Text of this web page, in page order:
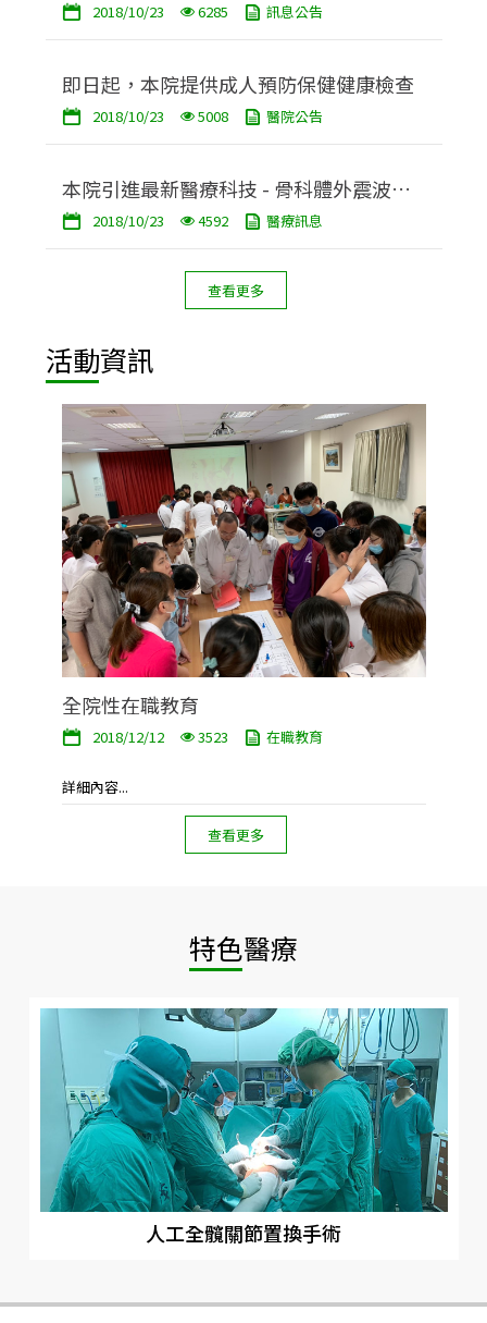
標準網站連結
2018/10/23 6285 訊息公告
即日起，本院提供成人預防保健健康檢查
2018/10/23 5008 醫院公告
本院引進最新醫療科技 - 骨科體外震波治
療儀2018/10/23 4592 醫療訊息
查看更多
活動資訊
全院性在職教育
2018/12/12 3523 在職教育
詳細內容...
查看更多
特色醫療
人工全髖關節置換手術